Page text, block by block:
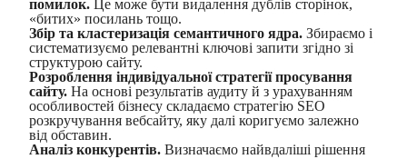
помилок. Це може бути видалення дублів сторінок,
«битих» посилань тощо.
Збір та кластеризація семантичного ядра. Збираємо і
систематизуємо релевантні ключові запити згідно зі
структурою сайту.
Розроблення індивідуальної стратегії просування
сайту. На основі результатів аудиту й з урахуванням
особливостей бізнесу складаємо стратегію SEO
розкручування вебсайту, яку далі коригуємо залежно
від обставин.
Аналіз конкурентів. Визначаємо найвдаліші рішення